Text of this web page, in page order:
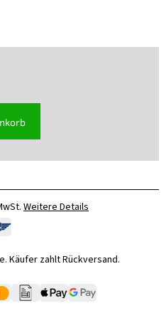
Weitere Details
Käufer zahlt Rückversand.